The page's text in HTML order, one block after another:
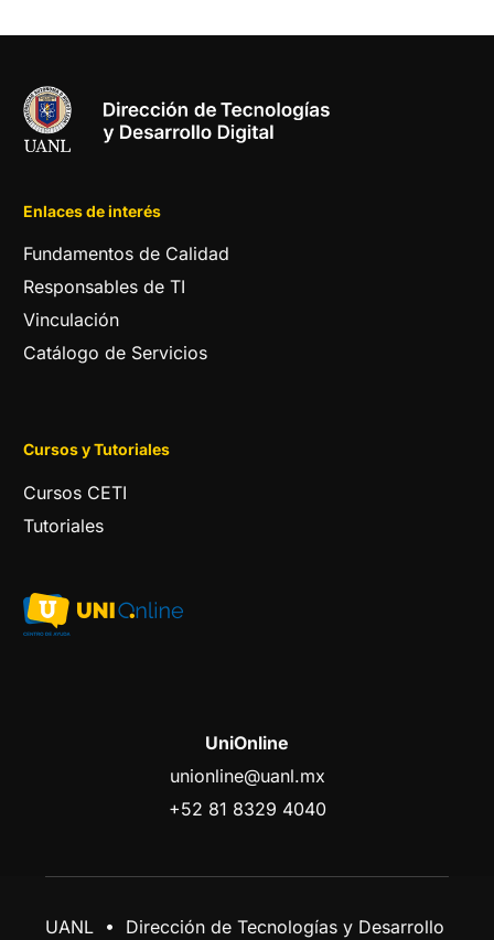
Enlaces de interés
Fundamentos de Calidad
Responsables de TI
Vinculación
Catálogo de Servicios
Cursos y Tutoriales
Cursos CETI
Tutoriales
UniOnline
unionline@uanl.mx
+52 81 8329 4040
UANL • Dirección de Tecnologías y Desarrollo